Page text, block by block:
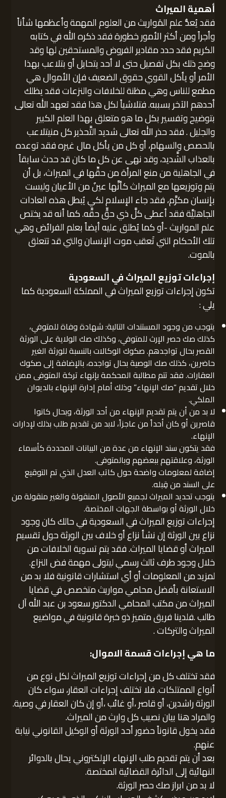
أهمية الميراث
فقد يُعدُّ علم المَواريث من العلوم المهمة وأعظمها شأناً
وأجراً ومن أكثر الأمور خطورة فقد ذكره الله في كتابه
الكريم فقد حدد مقادير الفروض والمستحقين لها وقد
وضح ذلك بكل تفصيل حتى لا أحد يتحايل أو بتلاعب بهذا
الأمر أو يأكل القوي حقوق الضعيف فإن الأموال هي
مطمع للناس وهي مظنة للخلافات والنزعات فقد يظلك
أحدهم الآخر بسببه. فتلاشياً لكل هذا فقد تعهد الله تعالى
بتوضيح وتفسير بكل ما هو متعلق بهذا العلم الكبير
والجليل . فقد حذر الله تعالى شديد التَّحذير كل منيتلاعب
بالحصص والسهام، أو كل من يأكل مال غيره فقد توعده
بالعذاب الشَّديد، وقد نهى عن كل ما كان قد حدث سابقاً
في الجاهلية من منع المرأة من حقِّها في الميراث، بل أن
يتم وتوزيعها مع الميراث كأنَّها عينٌ من الأعيان وليست
بإنسان مكرَّم، فقد جاء الإسلام لكي يُبطل هذه العادات
الجاهليَّة فقد أعطى كلَّ ذي حقٍّ حقَّه. كما أنه قد يختص
علم المواريث -أو كما يُطلق عليه أيضاً بعلم الفرائض وهي
تلك الأحكام التي تَعقب موت الإنسان والتي قد تتعلق
بالموت.
إجراءات توزيعالميراث في السعودية
تكون إجراءات توزيع الميراث في المملكة السعودية كما
يلي :
يتوجب من وجود المستندات التالية: شهادة وفاة للمتوفي،
كذلك صك حصر الإرث للمتوفي، وكذلك صك الولاية على الورثة
القصر بحال تواجدهم. صكوك الوكالات بالنسبة للورثة الغير
حاضرين، كذلك صك الوصية بحال تواجده، بالإضافة إلى صكوك
العقارات. فقد تتم مطالبة المحكمة بإنهاء تركة المتوفى ممن
خلال تقديم “صك الإنهاء” وذلك أمام إدارة الإنهاء بالديوان
الملكي.
لا بد من أن يتم تقديم الإنهاء من أحد الورثة، وبحال كانوا
قاصرين أو كان أحداً من عاجزاً، لابد من تقديم طلب بذلك لإدارات
الإنهاء.
فقد يتكون سند الإنهاء من عدة من البيانات المحددة كأسماء
الورثة، وعلاقتهم ببعضهم وبالمتوفى.
إضافة لمعلومات واضحة حول كاتب العدل الذي تم التوقيع
على السند من قِبله.
يتوجب تحديد الميراث لجميع الأصول المنقولة والغير منقولة من
خلال الورثة أو بواسطة الجهات المختصة.
إجراءات توزيع الميراث في السعودية في حالك كان وجود
نزاع بين الورثة إن نشأ نزاع أو خلاف بين الورثة حول تقسيم
الميراث أو قضايا الميراث. فقد يتم تسوية الخلافات من
خلال وجود طرف ثالث رسمي ليتولى مهمة فض النزاع.
لمزيد من المعلومات أو أي استشارات قانونية فلا بد من
الاستعانة بأفضل محامي مواريث متخصص في قضايا
الميراث من مكتب المحامي الدكتور سعود بن عبد الله آل
طالب .فلدينا فريق متميز ذو خبرة قانونية في مواضيع
الميراث والتركات .
ما هي إجراءات قسمة الاموال:
فقد تختلف كل من إجراءات توزيع الميراث لكل نوع من
أنواع الممتلكات. فلا تختلف إجراءات العقار، سواء كان
الورثة راشدين، أو قاصر ،أو غائب ،أو إن كان العقار في وصية.
والمراد هنا بيان نصيب كل وارث من الميراث.
فقد يخول قانوناً حضور أحد الورثة أو الوكيل القانوني نيابة
عنهم.
بعد أن يتم تقديم طلب الإنهاء الإلكتروني يحال بالدوائر
النهائية إلى الدائرة القضائية المختصة.
لا بد من ابراز صك حصر الورثة.